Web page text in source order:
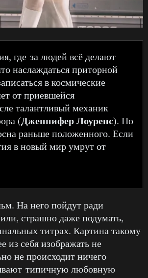
где за людей всё делают
наслаждаться приторной
в космические
от приевшейся
талантливый механик
(Дженнифер Лоуренс). Но
раньше положенного. Если
в новый мир умрут от
На него пойдут ради
страшно даже подумать,
титрах. Картина такому
из себя изображать не
не происходит ничего
типичную любовную